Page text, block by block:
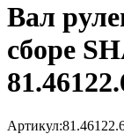
Вал
сборе
Артикул: